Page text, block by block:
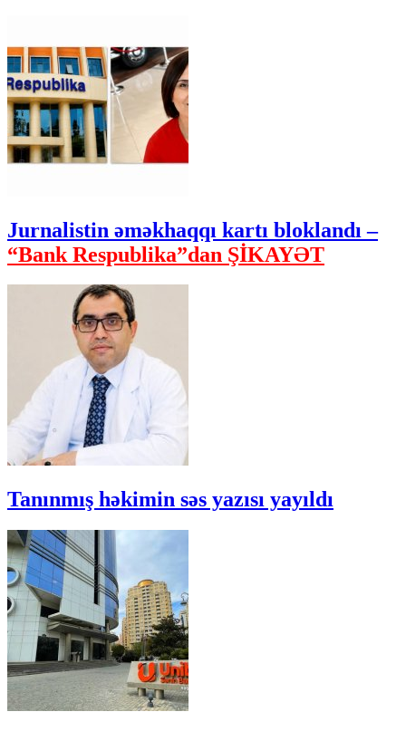
Jurnalistin əməkhaqqı kartı bloklandı –
“Bank Respublika”dan ŞİKAYƏT
Tanınmış həkimin səs yazısı yayıldı